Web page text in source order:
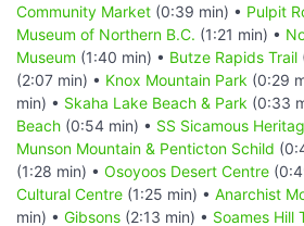
Community Market (0:39 min) • Pulpit
Museum of Northern B.C. (1:21 min) •
Museum (1:40 min) • Butze Rapids Trail
(2:07 min) • Knox Mountain Park (0:29
min) • Skaha Lake Beach & Park (0:33
Beach (0:54 min) • SS Sicamous
Munson Mountain & Penticton Schild
(1:28 min) • Osoyoos Desert Centre
Cultural Centre (1:25 min) • Anarchist
min) • Gibsons (2:13 min) • Soames Hill